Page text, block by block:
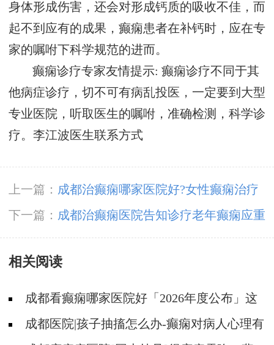
身体形成伤害，还会对形成钙质的吸收不佳，而
起不到应有的成果，癫痫患者在补钙时，应在专
家的嘱咐下科学规范的进而。
癫痫诊疗专家友情提示: 癫痫诊疗不同于其
他病症诊疗，切不可有病乱投医，一定要到大型
专业医院，听取医生的嘱咐，准确检测，科学诊
疗。 李江波医生联系方式
上一篇： 成都治癫痫哪家医院好?女性癫痫治疗
对患者有哪些影响?
下一篇： 成都治癫痫医院告知诊疗老年癫痫应重
视的原则情况
相关阅读
成都看癫痫哪家医院好「2026年度公布」这
些遗传病可能伴有癫痫发生
成都医院|孩子抽搐怎么办-癫痫对病人心理有